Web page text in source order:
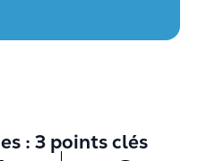
: 3 points clés